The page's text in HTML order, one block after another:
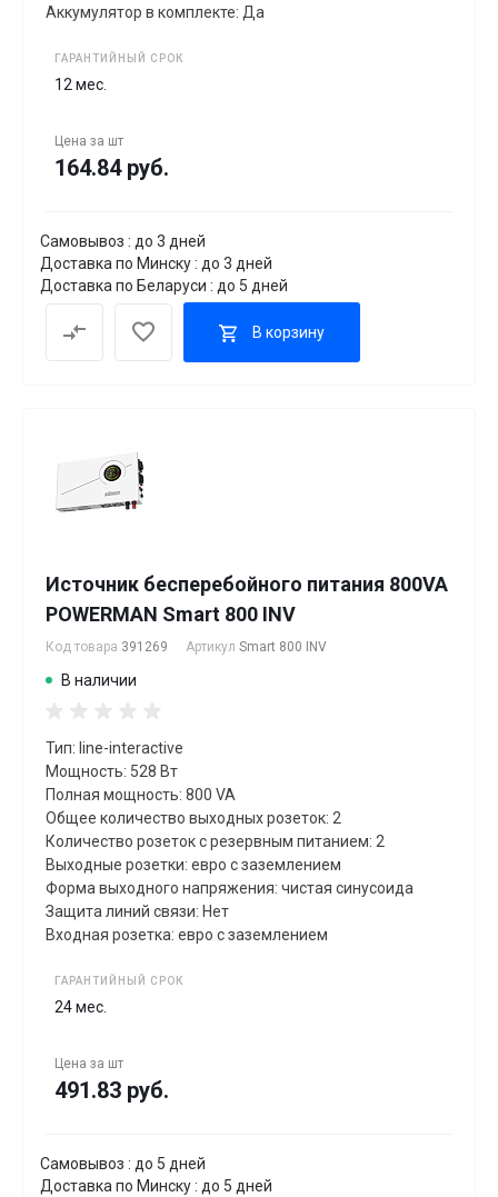
Аккумулятор в комплекте: Да
ГАРАНТИЙНЫЙ СРОК
12 мес.
Цена за шт
164.84 руб.
Самовывоз : до 3 дней
Доставка по Минску : до 3 дней
Доставка по Беларуси : до 5 дней
В корзину
Источник бесперебойного питания 800VA
POWERMAN Smart 800 INV
Код товара 391269 Артикул Smart 800 INV
В наличии
Тип: line-interactive
Мощность: 528 Вт
Полная мощность: 800 VA
Общее количество выходных розеток: 2
Количество розеток с резервным питанием: 2
Выходные розетки: евро с заземлением
Форма выходного напряжения: чистая синусоида
Защита линий связи: Нет
Входная розетка: евро с заземлением
ГАРАНТИЙНЫЙ СРОК
24 мес.
Цена за шт
491.83 руб.
Самовывоз : до 5 дней
Доставка по Минску : до 5 дней